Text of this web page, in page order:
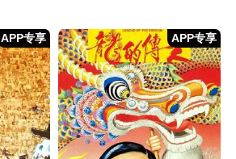
APP专享 APP专享